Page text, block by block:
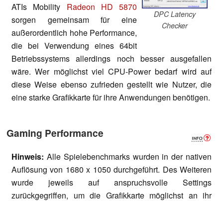
DPC Latency
Checker
ATIs Mobility Radeon HD 5870
sorgen gemeinsam für eine
außerordentlich hohe Performance,
die bei Verwendung eines 64bit
Betriebssystems allerdings noch besser ausgefallen
wäre. Wer möglichst viel CPU-Power bedarf wird auf
diese Weise ebenso zufrieden gestellt wie Nutzer, die
eine starke Grafikkarte für ihre Anwendungen benötigen.
Gaming Performance
Hinweis: Alle Spielebenchmarks wurden in der nativen
Auflösung von 1680 x 1050 durchgeführt. Des Weiteren
wurde jeweils auf anspruchsvolle Settings
zurückgegriffen, um die Grafikkarte möglichst an ihr